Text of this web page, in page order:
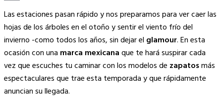
Copy
Link
Las estaciones pasan rápido y nos preparamos para ver caer las
hojas de los árboles en el otoño y sentir el viento frío del
invierno -como todos los años, sin dejar el glamour. En esta
ocasión con una marca mexicanaque te hará suspirar cada
vez que escuches tu caminar con los modelos de zapatosmás
espectaculares que trae esta temporada y que rápidamente
anuncian su llegada.